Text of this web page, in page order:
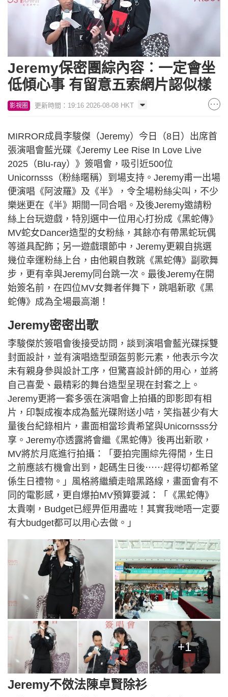
Unmute Loaded
8.78%
Jeremy保密團綜內容︰一定會坐
低傾心事 有留意五索網片認似樣
影視圈 更新時間：19:16 2026-08-08 HKT
MIRROR成員李駿傑（Jeremy）今日（8日）出席首
張演唱會藍光碟《Jeremy Lee Rise In Love Live
2025（Blu-ray）》簽唱會，吸引近500位
Unicornsss（粉絲暱稱）到場支持。Jeremy甫一出場
便演唱《阿波羅》及《半》，令全場粉絲尖叫，不少
樂迷更在《半》期間一同合唱。及後Jeremy邀請粉
絲上台玩遊戲，特別選中一位用心打扮成《黑蛇傳》
MV蛇女Dancer造型的女粉絲，其餘亦有帶黑蛇玩偶
等道具配飾；另一遊戲環節中，Jeremy更親自挑選
幾位幸運粉絲上台，由他親自教跳《黑蛇傳》副歌舞
步，更有幸與Jeremy同台跳一次。最後Jeremy在開
始簽名前，在四位MV女舞者伴舞下，跳唱新歌《黑
蛇傳》成為全場最高潮！
Jeremy密密出歌
李駿傑於簽唱會後接受訪問，談到演唱會藍光碟採雙
封面設計，並有演唱造型頭盔剪影元素，他表示今次
未有親身參與設計工序，但驚喜設計師的用心，並將
自己喜愛、最精彩的舞台造型呈現在封套之上。
Jeremy更將一套多張在演唱會上拍攝的即影即有相
片，印製成複本成為藍光碟附送小咭，笑指甚少有大
量後台紀錄相片，畫面相當珍貴希望與Unicornsss分
享。Jeremy亦透露將會繼《黑蛇傳》後再出新歌，
MV將於月底進行拍攝：「要拍完團綜先得閒，生日
之前應該冇機會出到，起碼生日後⋯⋯趕得切都希望
係生日禮物。」風格將繼續走暗黑路線，畫面會有不
同的電影感，更自爆拍MV預算要減：「《黑蛇傳》
太貴喇，Budget已經畀佢用盡咗！其實我哋唔一定要
有大budget都可以用心去做。」
+1
Jeremy不傚法陳卓賢除衫